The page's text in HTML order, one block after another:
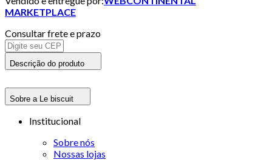
MARKETPLACE
Consultar frete e prazo
Descrição do produto
Sobre a Le biscuit
Institucional
Sobre nós
Nossas lojas